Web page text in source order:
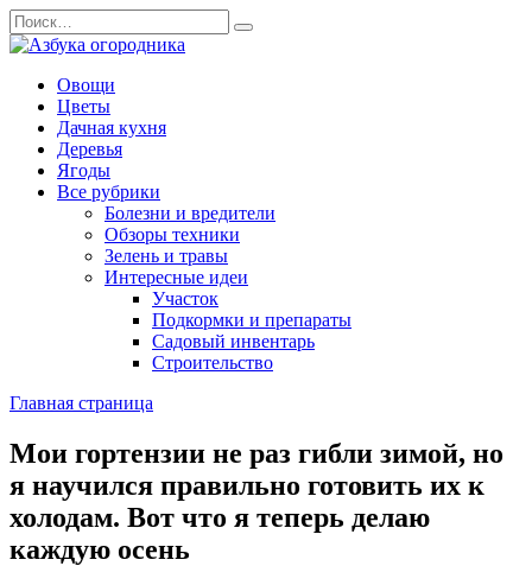
Перейти
к
содержанию
Search
for:
Овощи
Цветы
Дачная кухня
Деревья
Ягоды
Все рубрики
Болезни и вредители
Обзоры техники
Зелень и травы
Интересные идеи
Участок
Подкормки и препараты
Садовый инвентарь
Строительство
Главная страница
Мои гортензии не раз гибли зимой, но
я научился правильно готовить их к
холодам. Вот что я теперь делаю
каждую осень